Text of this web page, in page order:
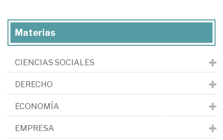
Materias
CIENCIAS SOCIALES
DERECHO
ECONOMÍA
EMPRESA